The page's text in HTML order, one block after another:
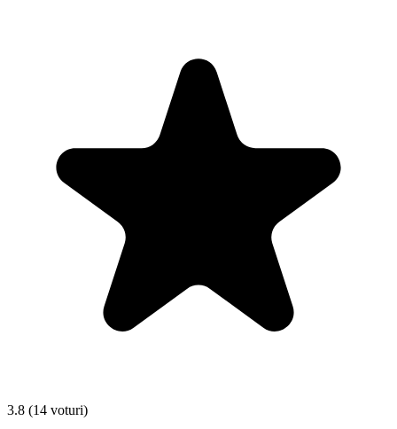
3.8 (14 voturi)